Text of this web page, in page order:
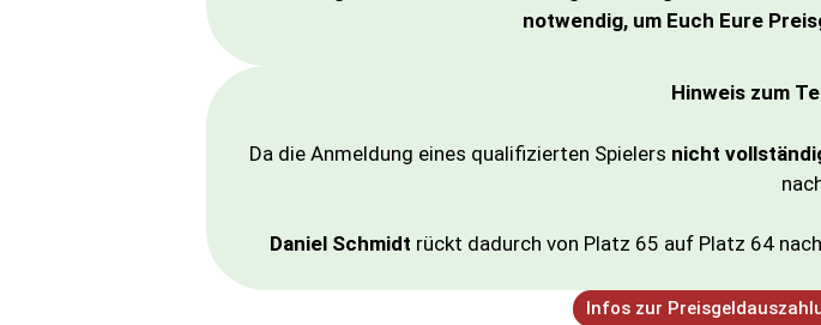
notwendig, um Euch Eure
Hinweis zum
Da die Anmeldung eines qualifizierten Spielers nicht
Daniel Schmidt rückt dadurch von Platz 65 auf Platz 64
Infos zur